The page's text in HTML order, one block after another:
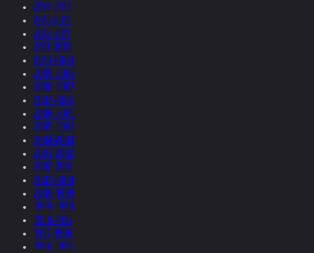
2014-2013
2013-2012
2012-2011
2011-2010
2010-2009
2009-2008
2008-2007
2007-2006
2006-2005
2005-2004
2004-2003
2003-2002
2002-2001
2001-2000
2000-1999
1999-1998
1998-1997
1997-1996
1996-1995